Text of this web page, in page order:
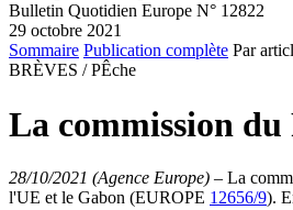
Bulletin Quotidien Europe N° 12822
29 octobre 2021
Sommaire Publication complète Par
BRÈVES / PÊche
La commission du
28/10/2021 (Agence Europe) – La
l'UE et le Gabon (EUROPE 12656/9).